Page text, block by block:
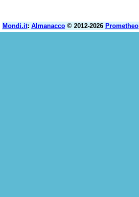
Mondi.it: Almanacco © 2012-2026 Prometheo